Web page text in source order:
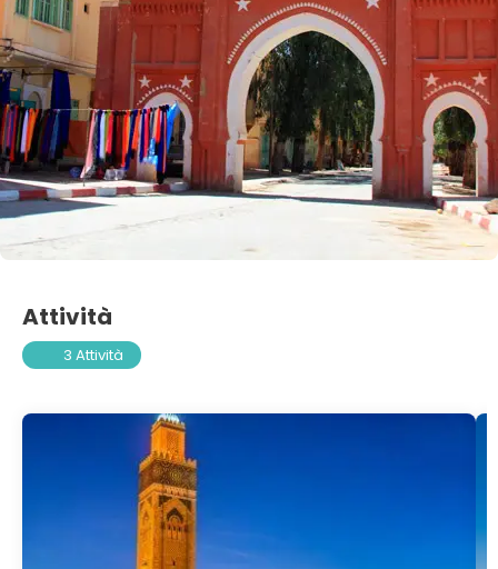
Attività
3 Attività